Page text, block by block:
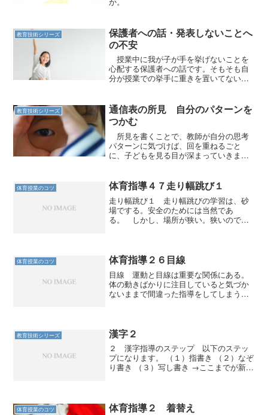
教育技術シリーズ
保護者への話・発表しないことへ
の不安
授業中に我が子が手を挙げないことを
心配する保護者への話です。そもそも自
分が授業での挙手に重きを置いてないの
教育技術シリーズ
通信表の所見 自分のパターンを
つかむ
所見を書くことで、教師が自分の思考
パターンに気づけば、回を重ねるごと
に、子どもを見る目が深まっていきま
体育授業のコツ 体育指導４７走り幅跳び１
走り幅跳び１ 走り幅跳びの学習は、砂
場でする。安全のためには当然であ
る。 しかし、場所が狭い。狭いので活
ドル走と同時に行っている実践...
体育授業のコツ 体育指導２６目線
目線 運動と目線は重要な関係にある。
体の動きばかりに注目していると気づか
ないままで間違った指導をしてしまう。
なる。嘘みたいと思うだろう...
教育技術シリーズ 漢字２
２ 漢字指導のステップ 以下のステッ
プになります。 （１）指書き （２）なぞ
り書き （３）写し書き →ここまでが新出
書き 目 標...
体育授業のコツ 体育指導２ 着替え